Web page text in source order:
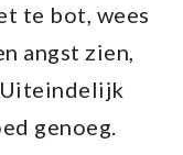
te bot, wees
angst zien,
Uiteindelijk
genoeg.